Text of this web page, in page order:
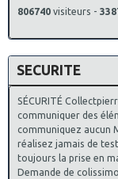
806740 visiteurs -
SECURITE
SÉCURITÉ
communiquer des
communiquez aucun
réalisez jamais de
toujours la prise en
Demande de